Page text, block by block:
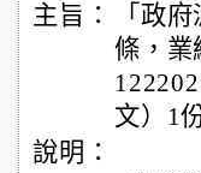
主旨：
「政
條，業
文）1
說明：